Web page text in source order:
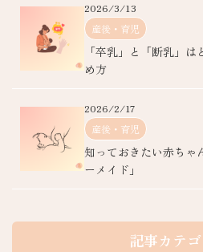
2026/3/13
産後・育児
「卒乳」と「断乳」
め方
2026/2/17
産後・育児
知っておきたい赤ちゃ
ーメイド」
記事カテ